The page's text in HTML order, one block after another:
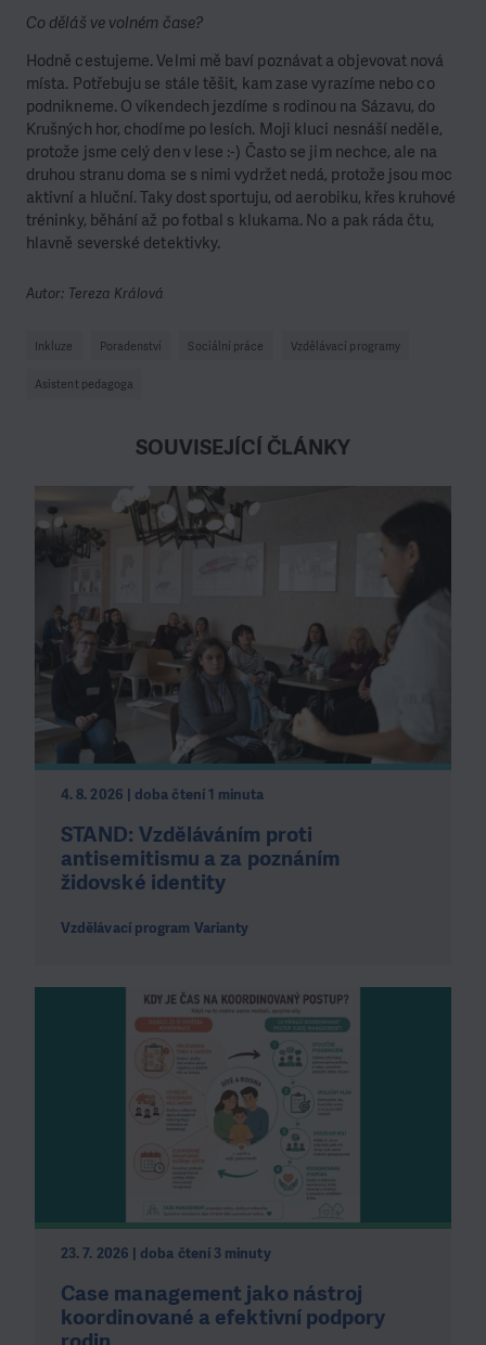
Co děláš ve volném čase?
Hodně cestujeme. Velmi mě baví poznávat a objevovat nová
místa. Potřebuju se stále těšit, kam zase vyrazíme nebo co
podnikneme. O víkendech jezdíme s rodinou na Sázavu, do
Krušných hor, chodíme po lesích. Moji kluci nesnáší neděle,
protože jsme celý den v lese :-) Často se jim nechce, ale na
druhou stranu doma se s nimi vydržet nedá, protože jsou moc
aktivní a hluční. Taky dost sportuju, od aerobiku, křes kruhové
tréninky, běhání až po fotbal s klukama. No a pak ráda čtu,
hlavně severské detektivky.
Autor: Tereza Králová
Inkluze Poradenství Sociální práce Vzdělávací programy
Asistent pedagoga
SOUVISEJÍCÍ ČLÁNKY
4. 8. 2026 | doba čtení 1 minuta
STAND: Vzděláváním proti
antisemitismu a za poznáním
židovské identity
Vzdělávací program Varianty
23. 7. 2026 | doba čtení 3 minuty
Case management jako nástroj
koordinované a efektivní podpory